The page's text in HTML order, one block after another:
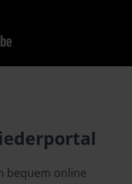
bequem online